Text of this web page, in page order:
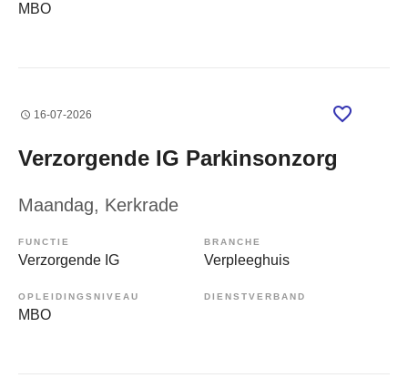
MBO
16-07-2026
Verzorgende IG Parkinsonzorg
Maandag, Kerkrade
FUNCTIE
Verzorgende IG
BRANCHE
Verpleeghuis
OPLEIDINGSNIVEAU
MBO
DIENSTVERBAND